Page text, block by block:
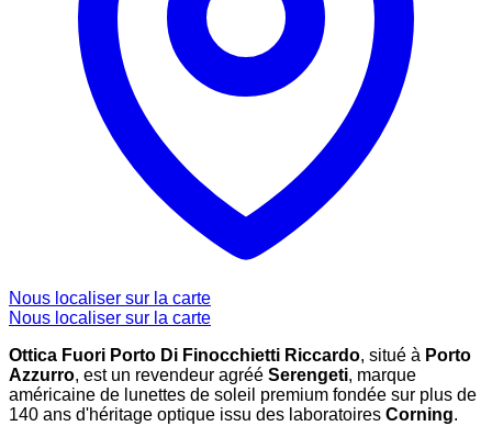
Nous localiser sur la carte
Nous localiser sur la carte
Ottica Fuori Porto Di Finocchietti Riccardo, situé à Porto
Azzurro, est un revendeur agréé Serengeti, marque
américaine de lunettes de soleil premium fondée sur plus de
140 ans d'héritage optique issu des laboratoires Corning.